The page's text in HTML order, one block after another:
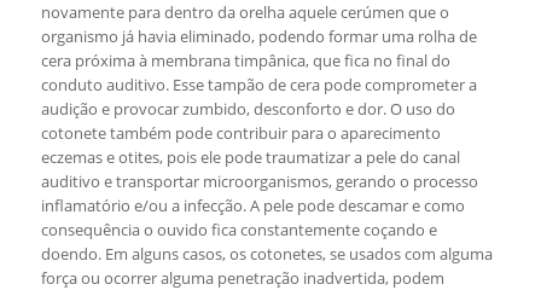
novamente para dentro da orelha aquele cerúmen que o
organismo já havia eliminado, podendo formar uma rolha de
cera próxima à membrana timpânica, que fica no final do
conduto auditivo. Esse tampão de cera pode comprometer a
audição e provocar zumbido, desconforto e dor. O uso do
cotonete também pode contribuir para o aparecimento
eczemas e otites, pois ele pode traumatizar a pele do canal
auditivo e transportar microorganismos, gerando o processo
inflamatório e/ou a infecção. A pele pode descamar e como
consequência o ouvido fica constantemente coçando e
doendo. Em alguns casos, os cotonetes, se usados com alguma
força ou ocorrer alguma penetração inadvertida, podem